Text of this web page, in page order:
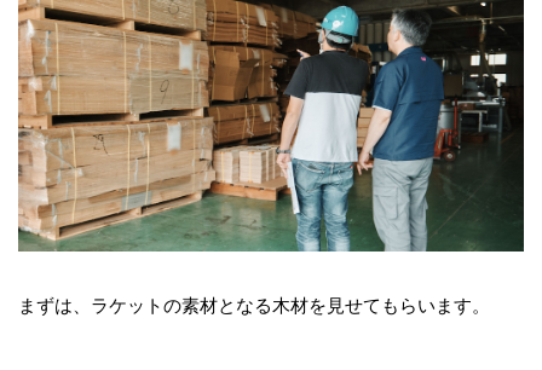
まずは、ラケットの素材となる木材を見せてもらいます。